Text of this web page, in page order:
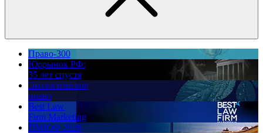
Право-300
Юррынок РФ:
35 лет спустя
Экологическое
право
Best Law
Firm Marketing
ПМЮФ 2026